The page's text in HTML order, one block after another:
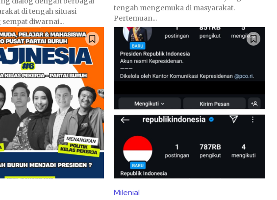
di tengah situasi
diwarnai...
tengah mengemuka di masyarakat.
Pertemuan...
Milenial